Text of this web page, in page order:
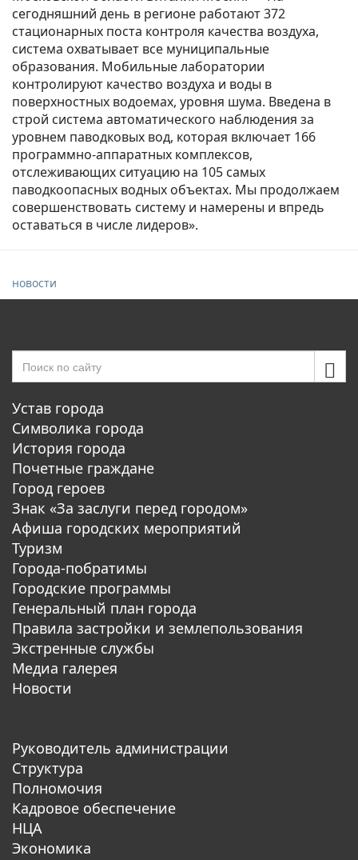
сегодняшний день в регионе работают 372
стационарных поста контроля качества воздуха,
система охватывает все муниципальные
образования. Мобильные лаборатории
контролируют качество воздуха и воды в
поверхностных водоемах, уровня шума. Введена в
строй система автоматического наблюдения за
уровнем паводковых вод, которая включает 166
программно-аппаратных комплексов,
отслеживающих ситуацию на 105 самых
паводкоопасных водных объектах. Мы продолжаем
совершенствовать систему и намерены и впредь
оставаться в числе лидеров».
новости
Устав города
Символика города
История города
Почетные граждане
Город героев
Знак «За заслуги перед городом»
Афиша городских мероприятий
Туризм
Города-побратимы
Городские программы
Генеральный план города
Правила застройки и землепользования
Экстренные службы
Медиа галерея
Новости
Руководитель администрации
Структура
Полномочия
Кадровое обеспечение
НЦА
Экономика